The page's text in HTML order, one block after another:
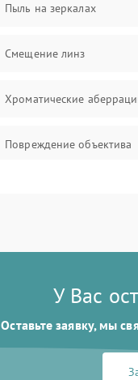
Пыль на зеркалах
Смещение линз
Хроматические
Повреждение объектива
У Вас
Оставьте заявку, мы